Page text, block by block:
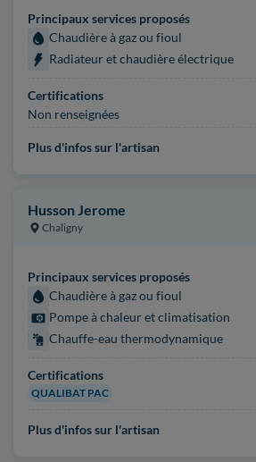
Principaux services proposés
Chaudière à gaz ou fioul
Radiateur et chaudière électrique
Certifications
Non renseignées
Plus d'infos sur l'artisan
Husson Jerome
Chaligny
Principaux services proposés
Chaudière à gaz ou fioul
Pompe à chaleur et climatisation
Chauffe-eau thermodynamique
Certifications
QUALIBAT PAC
Plus d'infos sur l'artisan